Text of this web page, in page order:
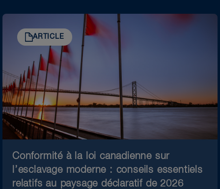
ARTICLE
Conformité à la loi canadienne sur
l’esclavage moderne : conseils essentiels
relatifs au paysage déclaratif de 2026